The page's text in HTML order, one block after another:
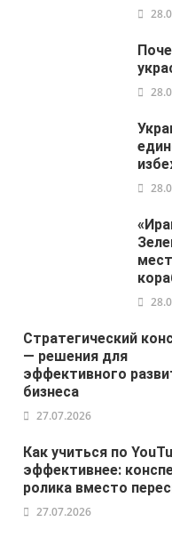
Стратегический
— решения для
эффективного
бизнеса
27.07.2026
Как учиться по
эффективнее:
ролика вместо
27.07.2026